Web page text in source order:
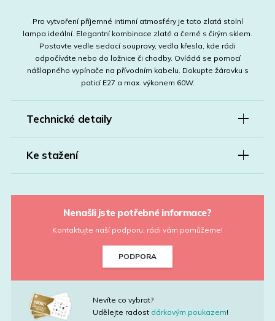
Pro vytvoření příjemné intimní atmosféry je tato zlatá stolní
lampa ideální. Elegantní kombinace zlaté a černé s čirým sklem.
Postavte vedle sedací soupravy, vedla křesla, kde rádi
odpočíváte nebo do ložnice či chodby. Ovládá se pomocí
nášlapného vypínače na přívodním kabelu. Dokupte žárovku s
paticí E27 a max. výkonem 60W.
Technické detaily
Ke stažení
Nenašli jste potřebné informace?
Kontaktujte naší podporu, rádi vám pomůžeme!
PODPORA
Nevíte co vybrat?
Udělejte radost dárkovým poukazem!